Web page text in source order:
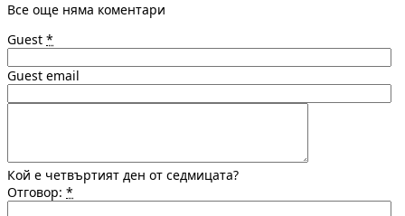
Все още няма коментари
Guest *
Guest email
Кой е четвъртият ден от седмицата?
Отговор: *